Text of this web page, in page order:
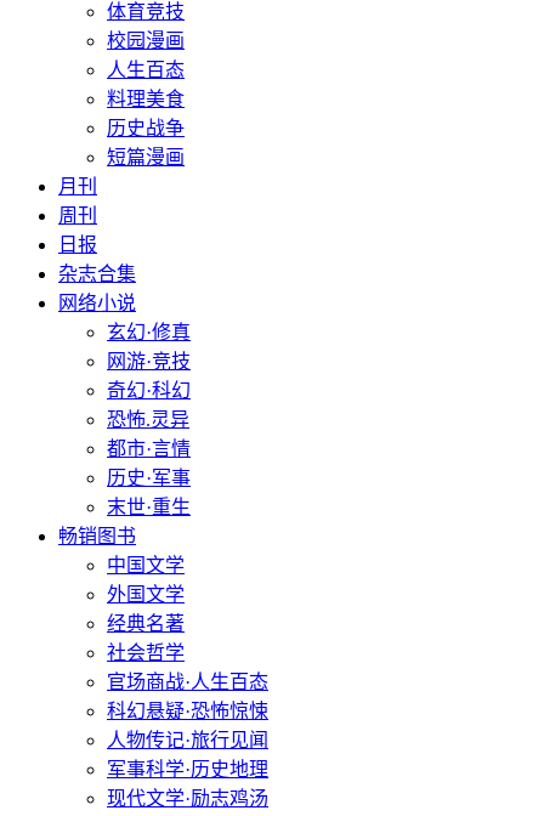
体育竞技
校园漫画
人生百态
料理美食
历史战争
短篇漫画
月刊
周刊
日报
杂志合集
网络小说
玄幻·修真
网游·竞技
奇幻·科幻
恐怖.灵异
都市·言情
历史·军事
末世·重生
畅销图书
中国文学
外国文学
经典名著
社会哲学
官场商战·人生百态
科幻悬疑·恐怖惊悚
人物传记·旅行见闻
军事科学·历史地理
现代文学·励志鸡汤